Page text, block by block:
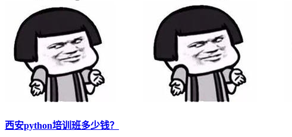
西安python培训班多少钱？